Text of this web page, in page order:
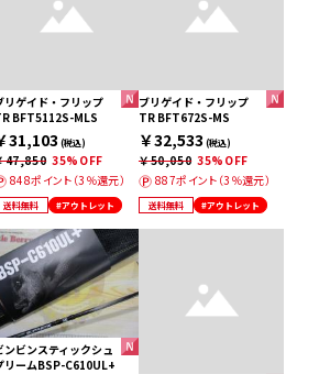
リゲイド・フリップ
BFT5112S-MLS
31,103 (税込)
47,850 35%OFF
848ポイント（3％還元）
送料無料 #アウトレット
ブリゲイド・フリップ
TR BFT672S-MS
￥32,533 (税込)
￥50,050 35%OFF
887ポイント（3％還元）
送料無料 #アウトレット
ンビンスティックシュ
リームBSP-C610UL+